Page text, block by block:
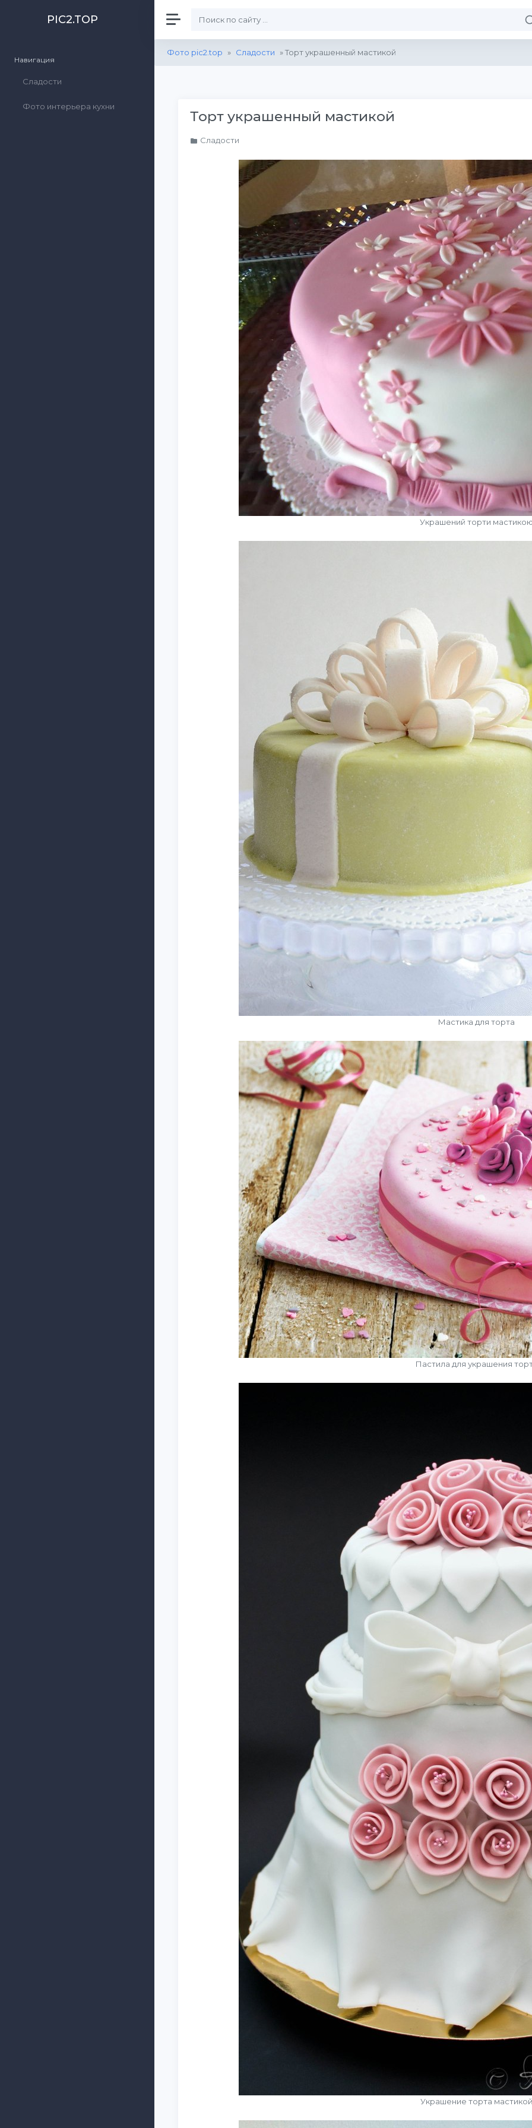
PIC2.TOP
Навигация
Сладости
Фото интерьера кухни
Фото pic2.top » Сладости » Торт украшенный мастикой
Торт украшенный мастикой
Сладости
Украшений торти
Мастика для торта
Пастила для украшения
Украшение торта мастикой